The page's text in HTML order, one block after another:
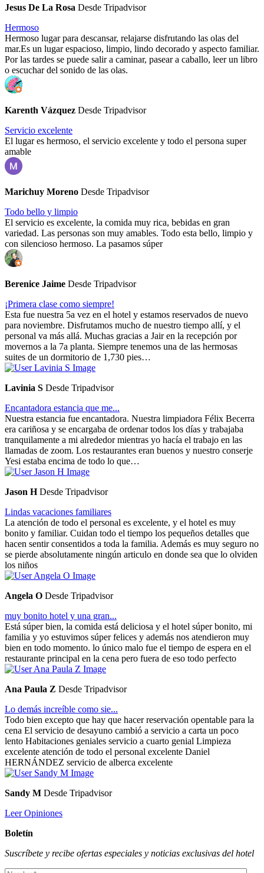
Jesus De La Rosa Desde Tripadvisor
Hermoso
Hermoso lugar para descansar, relajarse disfrutando las olas del
mar.Es un lugar espacioso, limpio, lindo decorado y aspecto familiar.
Por las tardes se puede salir a caminar, pasear a caballo, leer un libro
o escuchar del sonido de las olas.
Karenth Vázquez Desde Tripadvisor
Servicio excelente
El lugar es hermoso, el servicio excelente y todo el persona super
amable
Marichuy Moreno Desde Tripadvisor
Todo bello y limpio
El servicio es excelente, la comida muy rica, bebidas en gran
variedad. Las personas son muy amables. Todo esta bello, limpio y
con silencioso hermoso. La pasamos súper
Berenice Jaime Desde Tripadvisor
¡Primera clase como siempre!
Esta fue nuestra 5a vez en el hotel y estamos reservados de nuevo
para noviembre. Disfrutamos mucho de nuestro tiempo allí, y el
personal va más allá. Muchas gracias a Jair en la recepción por
movernos a la 7a planta. Siempre tenemos una de las hermosas
suites de un dormitorio de 1,730 pies…
Lavinia S Desde Tripadvisor
Encantadora estancia que me...
Nuestra estancia fue encantadora. Nuestra limpiadora Félix Becerra
era cariñosa y se encargaba de ordenar todos los días y trabajaba
tranquilamente a mi alrededor mientras yo hacía el trabajo en las
llamadas de zoom. Los restaurantes eran buenos y nuestro conserje
Yesi estaba encima de todo lo que…
Jason HDesde Tripadvisor
Lindas vacaciones familiares
La atención de todo el personal es excelente, y el hotel es muy
bonito y familiar. Cuidan todo el tiempo los pequeños detalles que
hacen sentir consentidos a toda la familia. Además es muy seguro no
se pierde absolutamente ningún articulo en donde sea que lo olviden
los niños
Angela O Desde Tripadvisor
muy bonito hotel y una gran...
Está súper bien, la comida está deliciosa y el hotel súper bonito, mi
familia y yo estuvimos súper felices y además nos atendieron muy
bien en todo momento. lo único malo fue el tiempo de espera en el
restaurante principal en la cena pero fuera de eso todo perfecto
Ana Paula Z Desde Tripadvisor
Lo demás increíble como sie...
Todo bien excepto que hay que hacer reservación opentable para la
cena El servicio de desayuno cambió a servicio a carta un poco
lento Habitaciones geniales servicio a cuarto genial Limpieza
excelente atención de todo el personal excelente Daniel
HERNÁNDEZ servicio de alberca excelente
Sandy M Desde Tripadvisor
Leer Opiniones
Boletín
Suscríbete y recibe ofertas especiales y noticias exclusivas del hotel